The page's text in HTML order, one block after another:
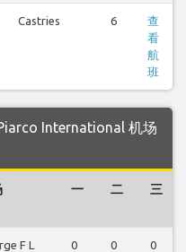
Castries 6
查
看
航
班
International 机场
一 二 三
F L
0 0 0